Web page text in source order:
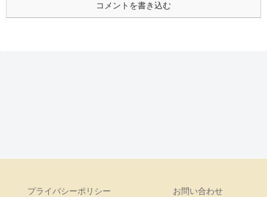
コメントを書き込む
プライバシーポリシー
お問い合わせ